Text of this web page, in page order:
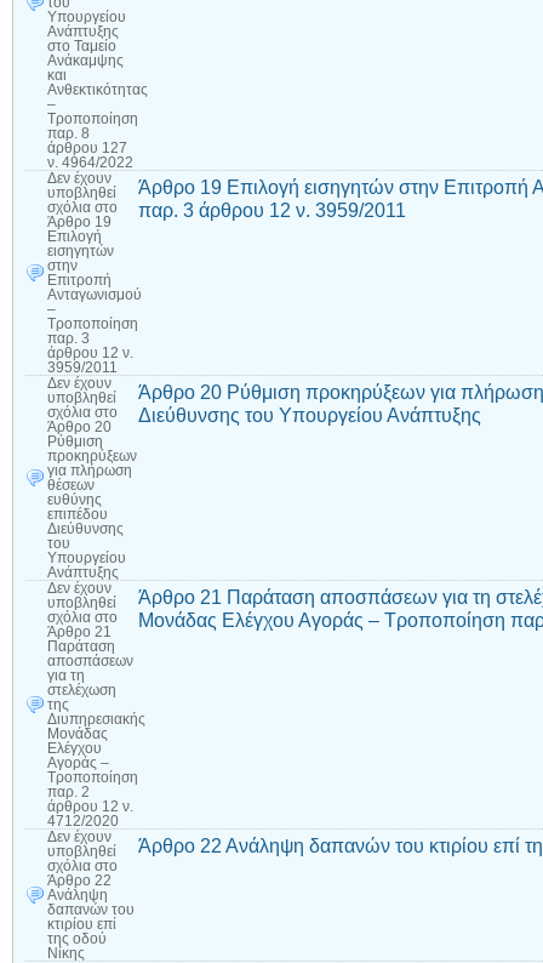
Υπουργείου
Ανάπτυξης
στο Ταμείο
Ανάκαμψης
και
Ανθεκτικότητας
–
Τροποποίηση
παρ. 8
άρθρου 127
ν. 4964/2022
Δεν έχουν
υποβληθεί
σχόλια στο
Άρθρο 19
Επιλογή
εισηγητών
στην
Επιτροπή
Ανταγωνισμού
–
Τροποποίηση
παρ. 3
άρθρου 12 ν.
3959/2011
Άρθρο 19 Επιλογή εισηγητών στην Επιτροπή
παρ. 3 άρθρου 12 ν. 3959/2011
Δεν έχουν
υποβληθεί
σχόλια στο
Άρθρο 20
Ρύθμιση
προκηρύξεων
για πλήρωση
θέσεων
ευθύνης
επιπέδου
Διεύθυνσης
του
Υπουργείου
Ανάπτυξης
Άρθρο 20 Ρύθμιση προκηρύξεων για
Διεύθυνσης του Υπουργείου Ανάπτυξης
Δεν έχουν
υποβληθεί
σχόλια στο
Άρθρο 21
Παράταση
αποσπάσεων
για τη
στελέχωση
της
Διυπηρεσιακής
Μονάδας
Ελέγχου
Αγοράς –
Τροποποίηση
παρ. 2
άρθρου 12 ν.
4712/2020
Άρθρο 21 Παράταση αποσπάσεων για τη
Μονάδας Ελέγχου Αγοράς – Τροποποίηση
Δεν έχουν
υποβληθεί
σχόλια στο
Άρθρο 22
Ανάληψη
δαπανών του
κτιρίου επί
της οδού
Νίκης
Άρθρο 22 Ανάληψη δαπανών του κτιρίου επί